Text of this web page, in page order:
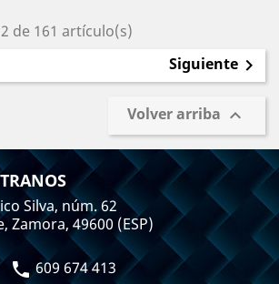
de 161 artículo(s)
Siguiente 
Volver arriba 
Silva, núm. 62
Zamora, 49600 (ESP)
 609 674 413